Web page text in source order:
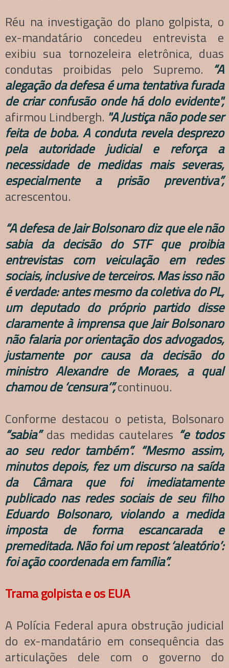
Réu na investigação do plano golpista, o
ex-mandatário concedeu entrevista e
exibiu sua tornozeleira eletrônica, duas
condutas proibidas pelo Supremo.
“A
alegação da defesa é uma tentativa furada
de criar confusão onde há dolo evidente",
afirmou Lindbergh. "A Justiça não pode ser
feita de boba. A conduta revela desprezo
pela autoridade judicial e reforça a
necessidade de medidas mais severas,
especialmente a prisão preventiva”,
acrescentou.
“A defesa de Jair Bolsonaro diz que ele não
sabia da decisão do STF que proibia
entrevistas com veiculação em redes
sociais, inclusive de terceiros. Mas isso não
é verdade: antes mesmo da coletiva do PL,
um deputado do próprio partido disse
claramente à imprensa que Jair Bolsonaro
não falaria por orientação dos advogados,
justamente por causa da decisão do
ministro Alexandre de Moraes, a qual
chamou de ‘censura’”,continuou.
Conforme destacou o petista, Bolsonaro
“sabia”das medidas cautelares “e todos
ao seu redor também”. “Mesmo assim,
minutos depois, fez um discurso na saída
da Câmara que foi imediatamente
publicado nas redes sociais de seu filho
Eduardo Bolsonaro, violando a medida
imposta de forma escancarada e
premeditada. Não foi um repost ‘aleatório’:
foi ação coordenada em família”.
Trama golpista e os EUA
A Polícia Federal apura obstrução judicial
do ex-mandatário em consequência das
articulações dele com o governo do